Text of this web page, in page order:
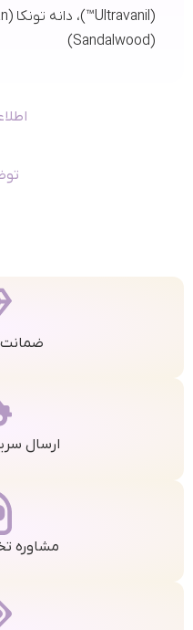
(Sandalwood)
ضمانت
ارسال
مشاوره